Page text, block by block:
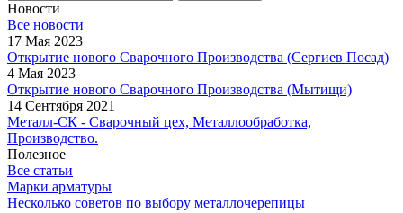
Новости
Все новости
17 Мая 2023
Открытие нового Сварочного Производства (Сергиев Посад)
4 Мая 2023
Открытие нового Сварочного Производства (Мытищи)
14 Сентября 2021
Металл-СК - Сварочный цех, Металлообработка,
Производство.
Полезное
Все статьи
Марки арматуры
Несколько советов по выбору металлочерепицы